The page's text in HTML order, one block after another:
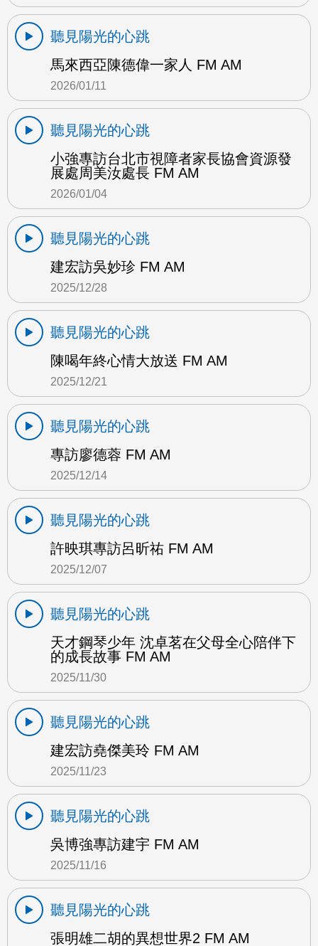
聽見陽光的心跳
馬來西亞陳德偉一家人 FM AM
2026/01/11
聽見陽光的心跳
小強專訪台北市視障者家長協會資源發
展處周美汝處長 FM AM
2026/01/04
聽見陽光的心跳
建宏訪吳妙珍 FM AM
2025/12/28
聽見陽光的心跳
陳喝年終心情大放送 FM AM
2025/12/21
聽見陽光的心跳
專訪廖德蓉 FM AM
2025/12/14
聽見陽光的心跳
許映琪專訪呂昕祐 FM AM
2025/12/07
聽見陽光的心跳
天才鋼琴少年 沈卓茗在父母全心陪伴下
的成長故事 FM AM
2025/11/30
聽見陽光的心跳
建宏訪堯傑美玲 FM AM
2025/11/23
聽見陽光的心跳
吳博強專訪建宇 FM AM
2025/11/16
聽見陽光的心跳
張明雄二胡的異想世界2 FM AM